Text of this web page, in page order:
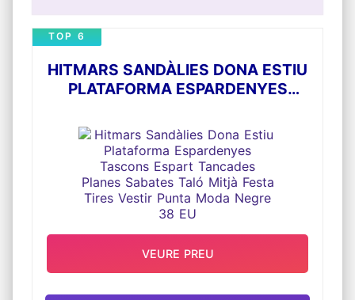
HITMARS SANDÀLIES DONA ESTIU
PLATAFORMA ESPARDENYES
PLANES SABATES TALÓ MITJÀ
FESTA TIRES VESTIR PUNTA MODA
NEGRE 38 EU
TOP 6
VEURE PREU